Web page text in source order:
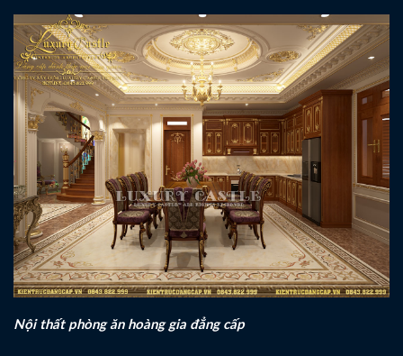
Nội thất phòng ăn hoàng gia đẳng cấp